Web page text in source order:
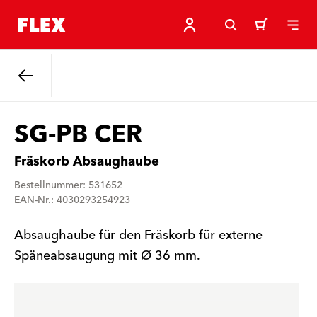
SG-PB CER
Fräskorb Absaughaube
Bestellnummer: 531652
EAN-Nr.: 4030293254923
Absaughaube für den Fräskorb für externe
Späneabsaugung mit Ø 36 mm.